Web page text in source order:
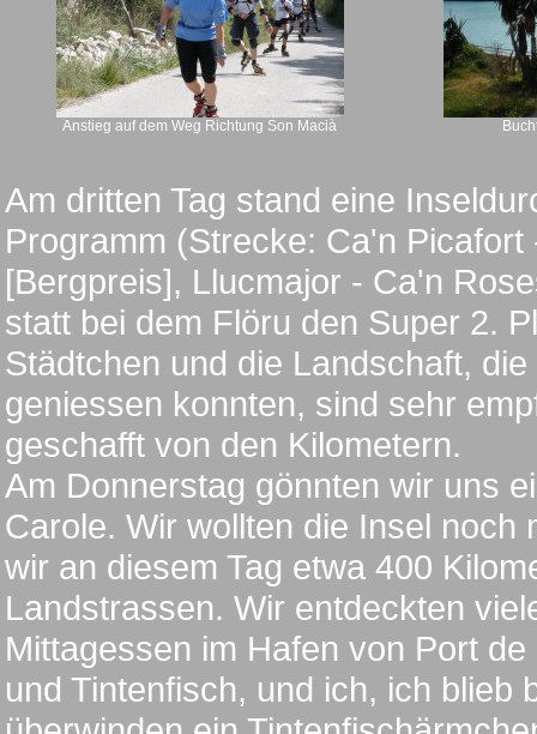
Anstieg auf dem Weg Richtung Son Macià
Am dritten Tag stand eine
Programm (Strecke: Ca'n
[Bergpreis], Llucmajor - Ca'n
statt bei dem Flöru den Super 2.
Städtchen und die Landschaft,
geniessen konnten, sind sehr
geschafft von den Kilometern.
Am Donnerstag gönnten wir uns
Carole. Wir wollten die Insel noch
wir an diesem Tag etwa 400
Landstrassen. Wir entdeckten
Mittagessen im Hafen von Port
und Tintenfisch, und ich, ich blieb